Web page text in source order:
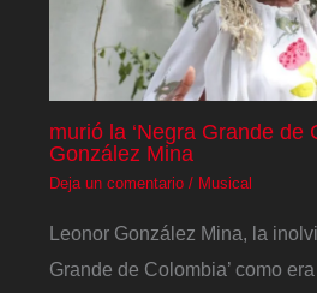
murió la ‘Negra Grande de
González Mina
Deja un comentario / Musical
Leonor González Mina, la
Grande de Colombia’ como